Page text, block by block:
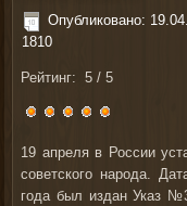
Опубликовано:
1810
Рейтинг:5 /5
19 апреля в России
советского народа.
года был издан Указ